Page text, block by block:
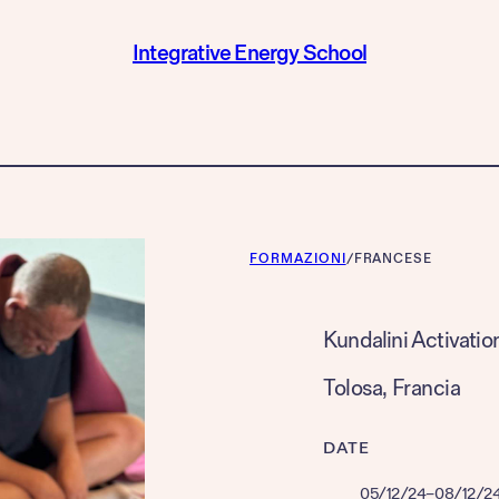
Integrative Energy School
FORMAZIONI / FRANCESE
Kundalini
Tolosa, Francia
DATE
05/12/24–08/12/